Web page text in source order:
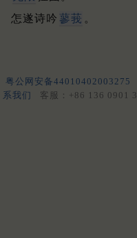
怎遂诗吟 蓼莪 。
粤公网安备44010402003275
系我们
客服：+86 136 0901